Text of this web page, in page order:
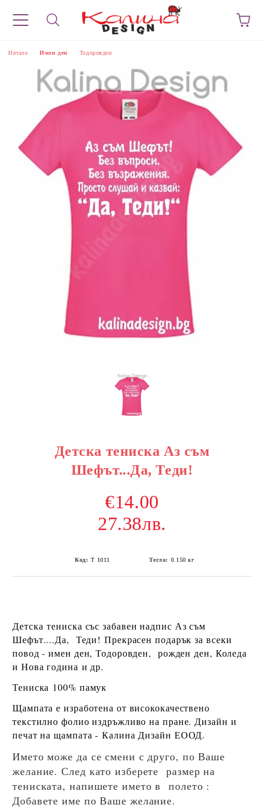
Начало Имен ден Тодоровден
Детска тениска Аз съм
Шефът...Да, Теди!
€14.00
27.38лв.
Код: T 1011 Тегло: 0.150 кг
Детскатениска със забавен надпис Аз съм
Шефът....Да, Теди! Прекрасен подарък за всеки
повод - имен ден, Тодоровден, рожден ден, Коледа
и Нова година и др.
Тениска 100% памук
Щампата е изработена от висококачествено
текстилно фолио издръжливо на пране. Дизайн и
печат на щампата -Калина Дизайн ЕООД.
Името може да се смени с друго, по Ваше
желание. След като изберете размер на
тениската, напишете името в полето :
Добавете име по Ваше желание.